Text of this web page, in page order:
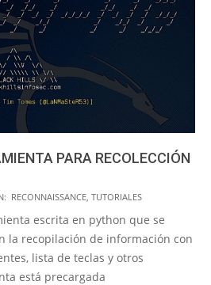
PARA RECOLECCIÓN
RECONNAISSANCE TUTORIALES
escrita en python que se
la recopilación de información con
lista de teclas y otros
está precargada